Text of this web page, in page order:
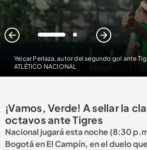
Yeicar Perlaza, autor del segundo gol ante
ATLÉTICO NACIONAL
1 2
¡Vamos, Verde! A sellar la
octavos ante Tigres
Nacional jugará esta noche (8:30
Bogotá en El Campín, en el duelo